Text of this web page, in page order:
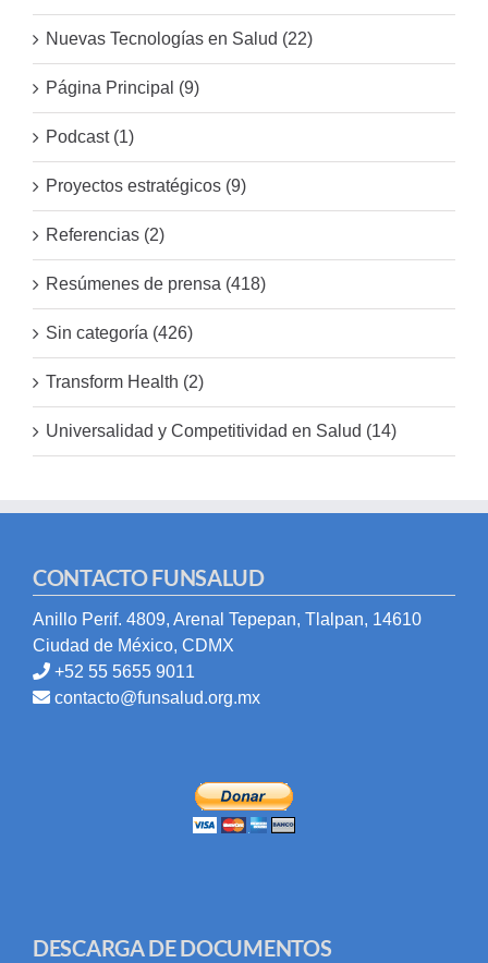
Nuevas Tecnologías en Salud (22)
Página Principal (9)
Podcast (1)
Proyectos estratégicos (9)
Referencias (2)
Resúmenes de prensa (418)
Sin categoría (426)
Transform Health (2)
Universalidad y Competitividad en Salud (14)
CONTACTO FUNSALUD
Anillo Perif. 4809, Arenal Tepepan, Tlalpan, 14610
Ciudad de México, CDMX
+52 55 5655 9011
contacto@funsalud.org.mx
DESCARGA DE DOCUMENTOS